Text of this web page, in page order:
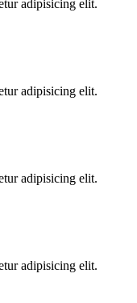
adipisicing elit.
adipisicing elit.
adipisicing elit.
adipisicing elit.